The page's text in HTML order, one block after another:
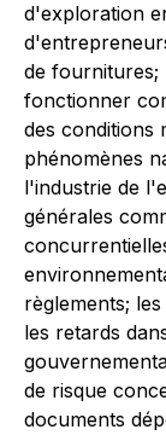
d'exploration
de fournitures;
fonctionner
des conditions
phénomènes
l'industrie de
générales
règlements;
les retards
de risque
documents